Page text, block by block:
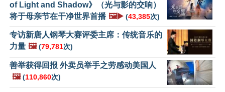
of Light and Shadow》（光与影的交响）
将于母亲节在干净世界首播 🖼️▶️ (43,385次)
专访新唐人钢琴大赛评委主席：传统音乐的
力量 🖼️ (79,781次)
善举获得回报 外卖员举手之劳感动美国人
🖼️ (110,860次)